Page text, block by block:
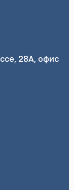
28А, офис